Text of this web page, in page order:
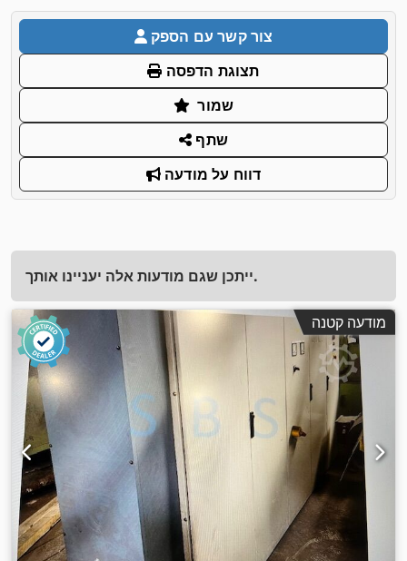
צור קשר עם הספק
תצוגת הדפסה
שמור
שתף
דווח על מודעה
ייתכן שגם מודעות אלה יעניינו אותך.
מודעה קטנה